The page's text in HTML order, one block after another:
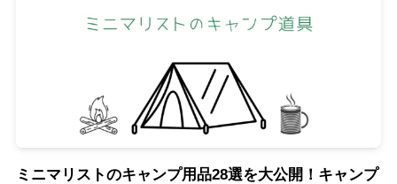
ミニマリストのキャンプ用品28選を大公開！キャンプ